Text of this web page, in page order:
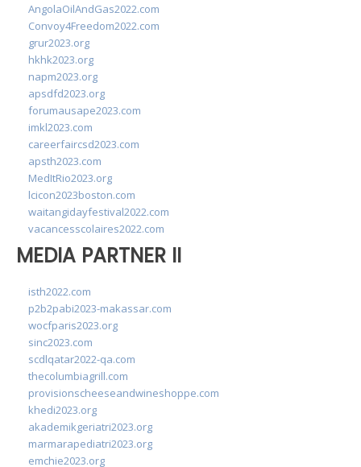
AngolaOilAndGas2022.com
Convoy4Freedom2022.com
grur2023.org
hkhk2023.org
napm2023.org
apsdfd2023.org
forumausape2023.com
imkl2023.com
careerfaircsd2023.com
apsth2023.com
MedItRio2023.org
lcicon2023boston.com
waitangidayfestival2022.com
vacancesscolaires2022.com
MEDIA PARTNER II
isth2022.com
p2b2pabi2023-makassar.com
wocfparis2023.org
sinc2023.com
scdlqatar2022-qa.com
thecolumbiagrill.com
provisionscheeseandwineshoppe.com
khedi2023.org
akademikgeriatri2023.org
marmarapediatri2023.org
emchie2023.org